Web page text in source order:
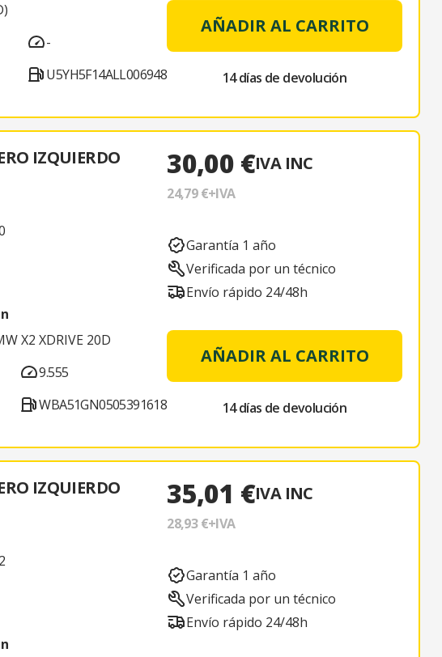
-
U5YH5F14ALL006948
AÑADIR AL CARRITO
14 días de devolución
IZQUIERDO
X2 XDRIVE 20D
9.555
WBA51GN0505391618
30,00 €IVA INC
24,79 €+IVA
Garantía 1 año
Verificada por un técnico
Envío rápido 24/48h
AÑADIR AL CARRITO
14 días de devolución
IZQUIERDO
35,01 €IVA INC
28,93 €+IVA
Garantía 1 año
Verificada por un técnico
Envío rápido 24/48h